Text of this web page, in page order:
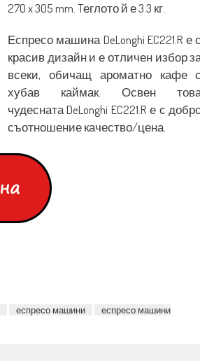
270 x 305 mm. Tеглото й е 3.3 кг.
Еспресо машина DeLonghi EC221.R е с
красив дизайн и е отличен избор
всеки, обичащ ароматно кафе с
хубав каймак. Освен
чудесната DeLonghi EC221.R е с
съотношение качество/цена.
еспресо машини
еспресо машини